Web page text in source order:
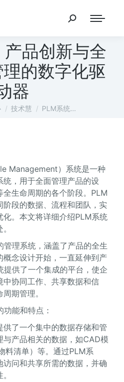
品创新与全
的数字化驱
器
技术慧 PLM系统…
Management）系统是一种
，用于全面管理产品的设
生命周期的各个阶段。PLM
阶段的数据、流程和团队，实
。本文将详细介绍PLM系统
管理系统，涵盖了产品的全生
念设计开始，一直延伸到产
提供了一个集成的平台，使企
中协同工作、共享数据和信
期管理。
能和特点：
供了一个集中的数据存储和管
产品相关的数据，如CAD模
料清单）等。通过PLM系
问和共享所需的数据，并确